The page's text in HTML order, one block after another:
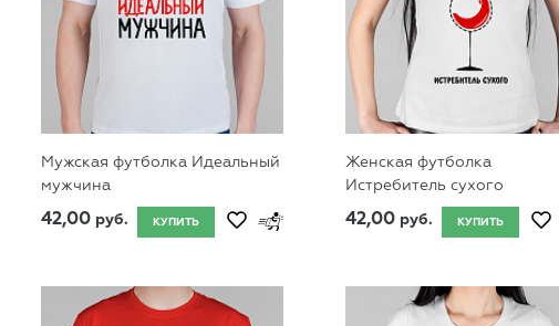
Мужская футболка Идеальный
мужчина
КУПИТЬ
42,00 руб.
Женская футболка
Истребитель сухого
КУПИТЬ
42,00 руб.